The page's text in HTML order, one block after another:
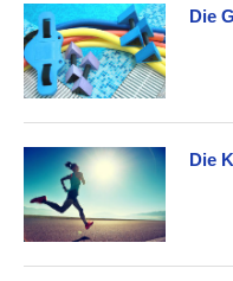
Die
Die